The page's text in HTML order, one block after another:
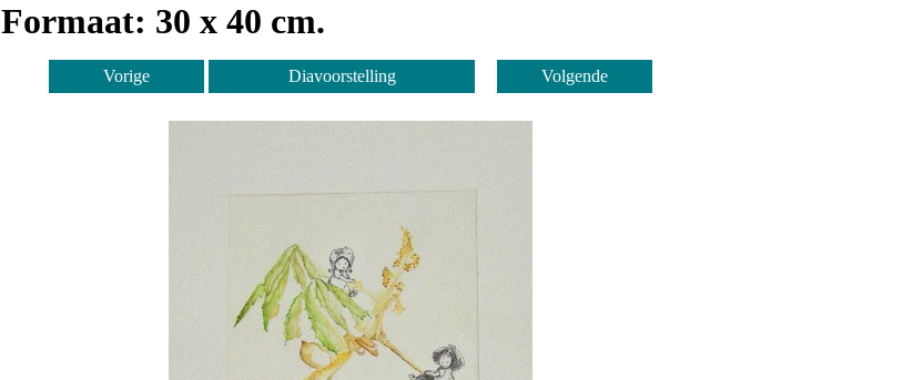
Formaat: 30 x 40 cm.
Vorige Diavoorstelling Volgende